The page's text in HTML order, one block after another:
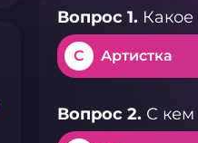
Вопрос 1.
C Артистка
Вопрос 2. С кем